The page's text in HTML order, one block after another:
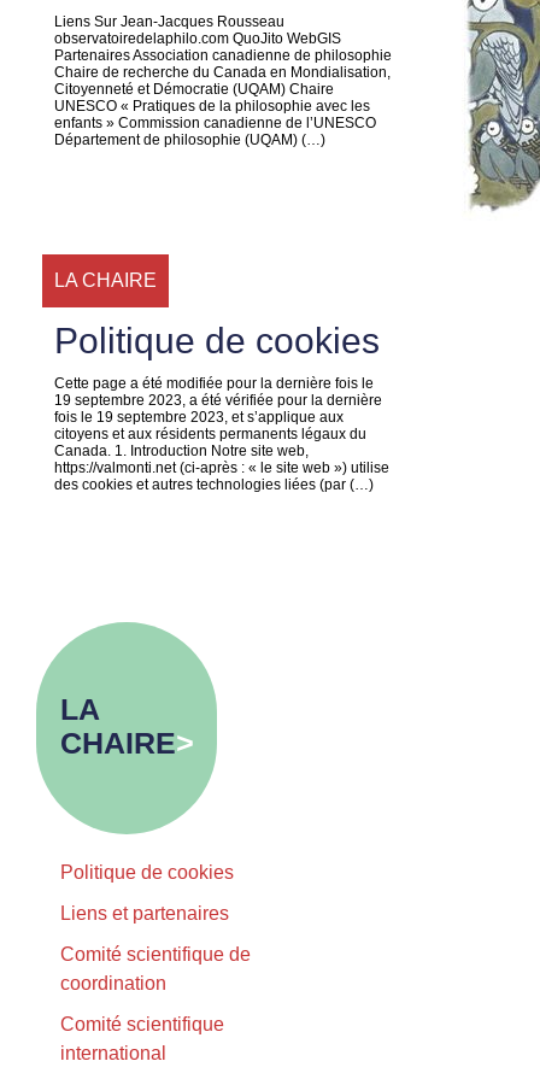
Liens Sur Jean-Jacques Rousseau
observatoiredelaphilo.com QuoJito WebGIS
Partenaires Association canadienne de philosophie
Chaire de recherche du Canada en Mondialisation,
Citoyenneté et Démocratie (UQAM) Chaire
UNESCO « Pratiques de la philosophie avec les
enfants » Commission canadienne de l’UNESCO
Département de philosophie (UQAM) (…)
LA CHAIRE
Politique de cookies
Cette page a été modifiée pour la dernière fois le
19 septembre 2023, a été vérifiée pour la dernière
fois le 19 septembre 2023, et s’applique aux
citoyens et aux résidents permanents légaux du
Canada. 1. Introduction Notre site web,
https://valmonti.net (ci-après : « le site web ») utilise
des cookies et autres technologies liées (par (…)
LA
CHAIRE>
Politique de cookies
Liens et partenaires
Comité scientifique de
coordination
Comité scientifique
international